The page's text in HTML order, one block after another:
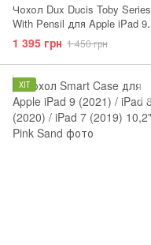
Чохол Dux Ducis Toby Series
With Pensil для Apple iPad 9
(2021) / iPad 8 (2020) / iPad 7
(2019) 10,2" Black
1 395 грн 1 450 грн
ХІТ